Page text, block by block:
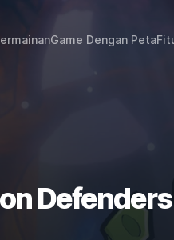
Game Dengan Peta
Defenders